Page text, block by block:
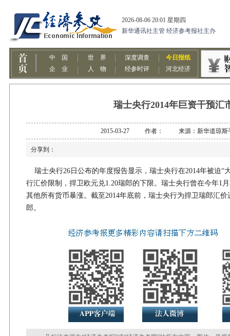
瑞士央行2014年巨资干预汇
2015-03-27 作者： 来源：新华道琼斯
分享到：
瑞士央行26日公布的年度报告显示，瑞士央行在2014年被迫“
行汇价限制，捍卫欧元兑1.20瑞郎的下限。瑞士央行曾在今年1
其他所有货币暴涨。截至2014年底前，瑞士央行为捍卫瑞郎汇
郎。